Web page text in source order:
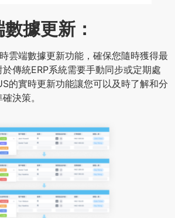
據更新：
雲端數據更新功能，確保您隨時獲得最
傳統ERP系統需要手動同步或定期處
的實時更新功能讓您可以及時了解和分
決策。